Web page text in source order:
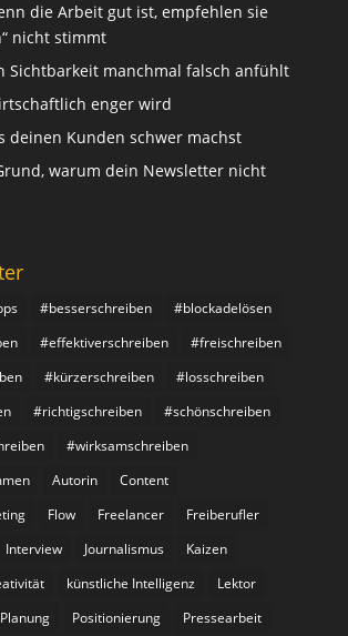
die Arbeit gut ist, empfehlen sie
nicht stimmt
Sichtbarkeit manchmal falsch anfühlt
enger wird
deinen Kunden schwer machst
warum dein Newsletter nicht
#besserschreiben
#blockadelösen
#effektiverschreiben
#freischreiben
#kürzerschreiben
#losschreiben
#richtigschreiben
#schönschreiben
#wirksamschreiben
Autorin
Content
Flow Freelancer
Freiberufler
Interview Journalismus
Kaizen
künstliche Intelligenz
Lektor
Planung Positionierung
Pressearbeit